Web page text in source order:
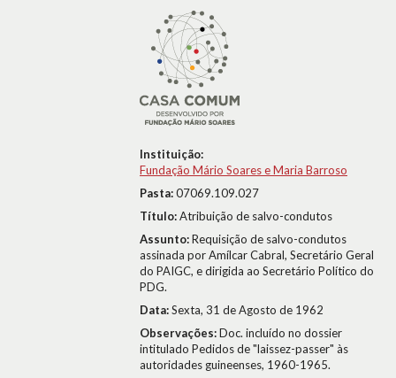
Instituição:
Fundação Mário Soares e Maria Barroso
Pasta:07069.109.027
Título:Atribuição de salvo-condutos
Assunto:Requisição de salvo-condutos
assinada por Amílcar Cabral, Secretário Geral
do PAIGC, e dirigida ao Secretário Político do
PDG.
Data:Sexta, 31 de Agosto de 1962
Observações:Doc. incluído no dossier
intitulado Pedidos de "laissez-passer" às
autoridades guineenses, 1960-1965.